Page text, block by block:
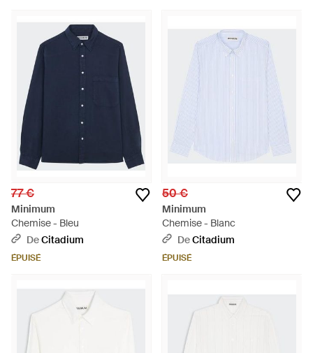
77 €
Minimum
Chemise - Bleu
DeCitadium
ÉPUISÉ
50 €
Minimum
Chemise - Blanc
DeCitadium
ÉPUISÉ